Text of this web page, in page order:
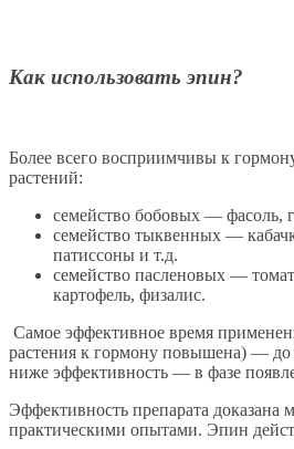
Как использовать эпин?
Более всего восприимчивы к
растений:
семейство бобовых — фасоль,
семейство тыквенных —
патиссоны и т.д.
семейство пасленовых —
картофель, физалис.
Самое эффективное время
растения к гормону повышена) — до
ниже эффективность — в фазе
Эффективность препарата доказана
практическими опытами. Эпин